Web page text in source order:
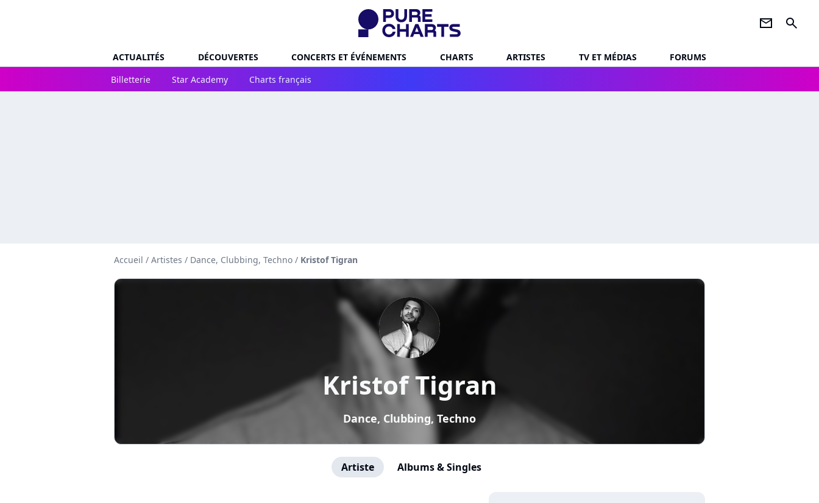
newsletter search
ACTUALITÉS DÉCOUVERTES CONCERTS ET ÉVÉNEMENTS CHARTS ARTISTES TV ET MÉDIAS
FORUMS
Billetterie
Star Academy Charts français
Accueil / Artistes / Dance, Clubbing, Techno / Kristof Tigran
Kristof Tigran
Dance, Clubbing, Techno
Artiste Albums & Singles